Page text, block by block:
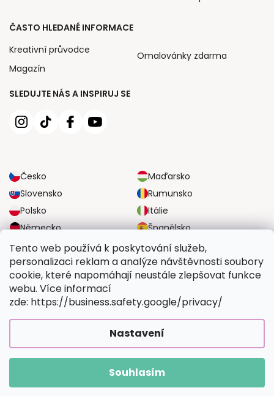
Tento web používá k poskytování služeb,
personalizaci reklam a analýze návštěvnosti soubory
cookie, které napomáhají neustále zlepšovat funkce
webu. Více informací
zde: https://business.safety.google/privacy/
Nastavení
Souhlasím
SLEDUJTE NÁS A INSPIRUJ SE
Česko
Maďarsko
Slovensko
Rumunsko
Polsko
Itálie
Německo
Španělsko
Velká Británie
Rakousko
ČASTO HLEDANÉ INFORMACE
Kreativní průvodce
Magazín
Omalovánky zdarma
SPOLEHLIVÉ MOŽNOSTI DOPRAVY
BEZPEČNÉ MOŽNOSTI PLATBY
Vytvořil Shoptet Premium|UpraviloFV STUDIO
Vymalujsisam.cz. Všechna práva vyhrazena.